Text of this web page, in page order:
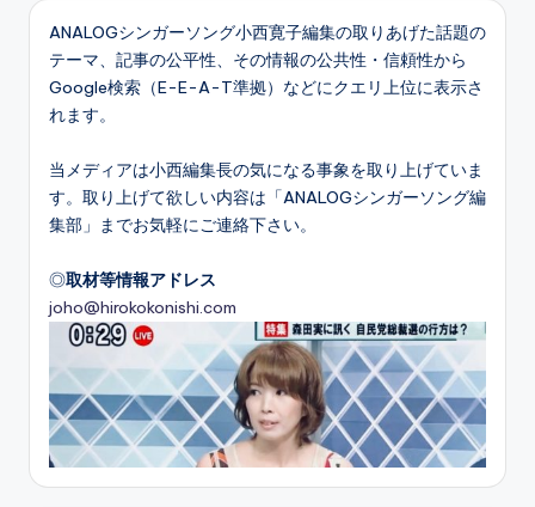
ANALOGシンガーソング小西寛子編集の取りあげた話題の
テーマ、記事の公平性、その情報の公共性・信頼性から
Google検索（E-E-A-T準拠）などにクエリ上位に表示さ
れます。
当メディアは小西編集長の気になる事象を取り上げていま
す。取り上げて欲しい内容は「ANALOGシンガーソング編
集部」までお気軽にご連絡下さい。
◎取材等情報アドレス
joho@hirokokonishi.com